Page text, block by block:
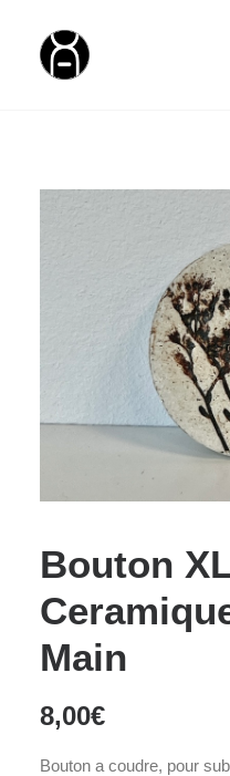
Bouton
Main
8,00€
Bouton a coudre, pour